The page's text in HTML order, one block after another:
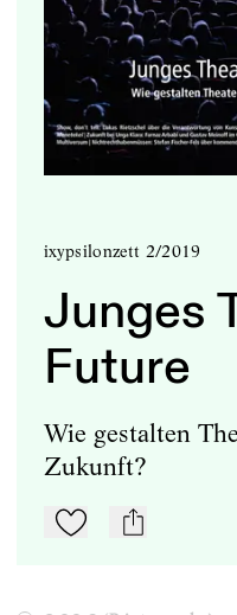
ixypsilonzett 2/2019
Junges
Future
Wie gestalten
Zukunft?
Zu Mein-TdZ hinzufügen
mail